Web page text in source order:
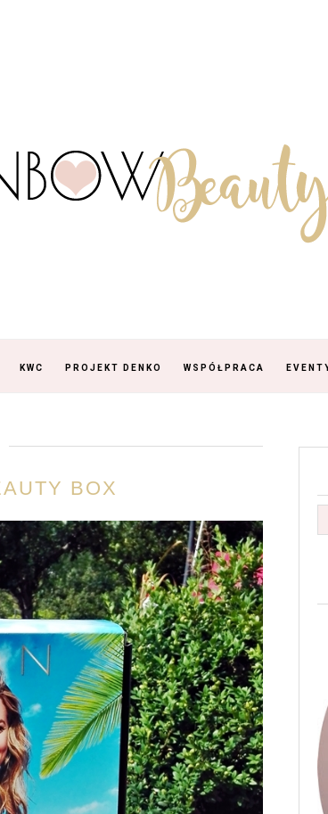
KWC PROJEKT DENKO WSPÓŁPRACA
BOX